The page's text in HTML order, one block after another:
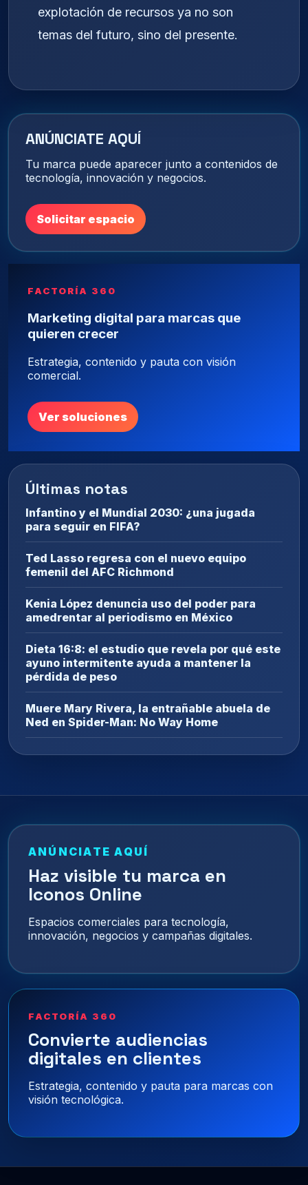
explotación de recursos ya no son
temas del futuro, sino del presente.
ANÚNCIATE AQUÍ
Tu marca puede aparecer junto a contenidos de
tecnología, innovación y negocios.
Solicitar espacio
FACTORÍA 360
Marketing digital para marcas que
quieren crecer
Estrategia, contenido y pauta con visión
comercial.
Ver soluciones
Últimas notas
Infantino y el Mundial 2030: ¿una jugada
para seguir en FIFA?
Ted Lasso regresa con el nuevo equipo
femenil del AFC Richmond
Kenia López denuncia uso del poder para
amedrentar al periodismo en México
Dieta 16:8: el estudio que revela por qué este
ayuno intermitente ayuda a mantener la
pérdida de peso
Muere Mary Rivera, la entrañable abuela de
Ned en Spider-Man: No Way Home
ANÚNCIATE AQUÍ
Haz visible tu marca en
Iconos Online
Espacios comerciales para tecnología,
innovación, negocios y campañas digitales.
FACTORÍA 360
Convierte audiencias
digitales en clientes
Estrategia, contenido y pauta para marcas con
visión tecnológica.